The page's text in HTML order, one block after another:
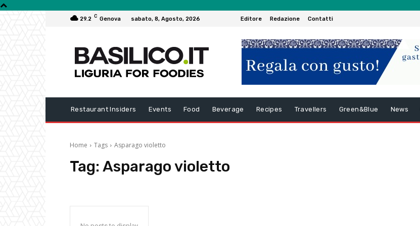
29.2 C Genova sabato, 8, Agosto, 2026 Editore Redazione Contatti
Restaurant Insiders Events Food Beverage Recipes Travellers Green&Blue News
Home Tags Asparago violetto
Tag: Asparago violetto